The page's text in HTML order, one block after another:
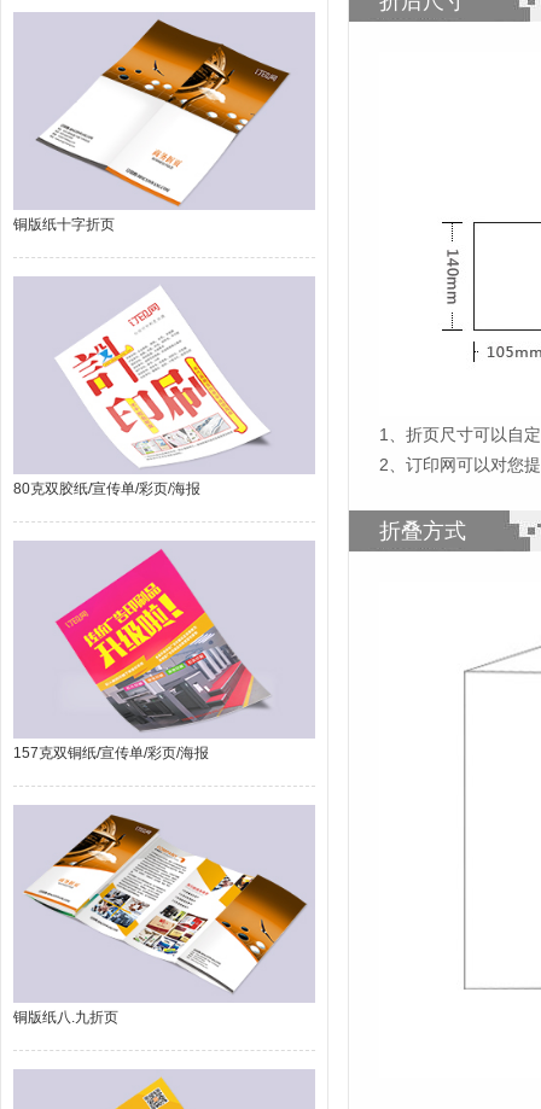
铜版纸十字折页
80克双胶纸/宣传单/彩页/海报
157克双铜纸/宣传单/彩页/海报
铜版纸八.九折页
1
折页尺寸可以自
2、订印网可以对您
折叠方式